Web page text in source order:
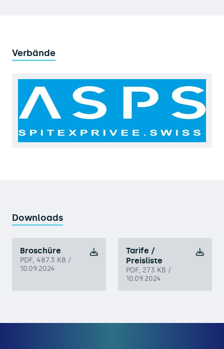
Verbände
Downloads
Broschüre
PDF, 487.3 KB /
10.09.2024
Tarife /
Preisliste
PDF, 273 KB /
10.09.2024